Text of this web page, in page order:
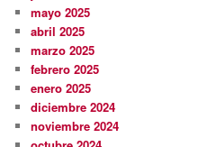
mayo 2025
abril 2025
marzo 2025
febrero 2025
enero 2025
diciembre 2024
noviembre 2024